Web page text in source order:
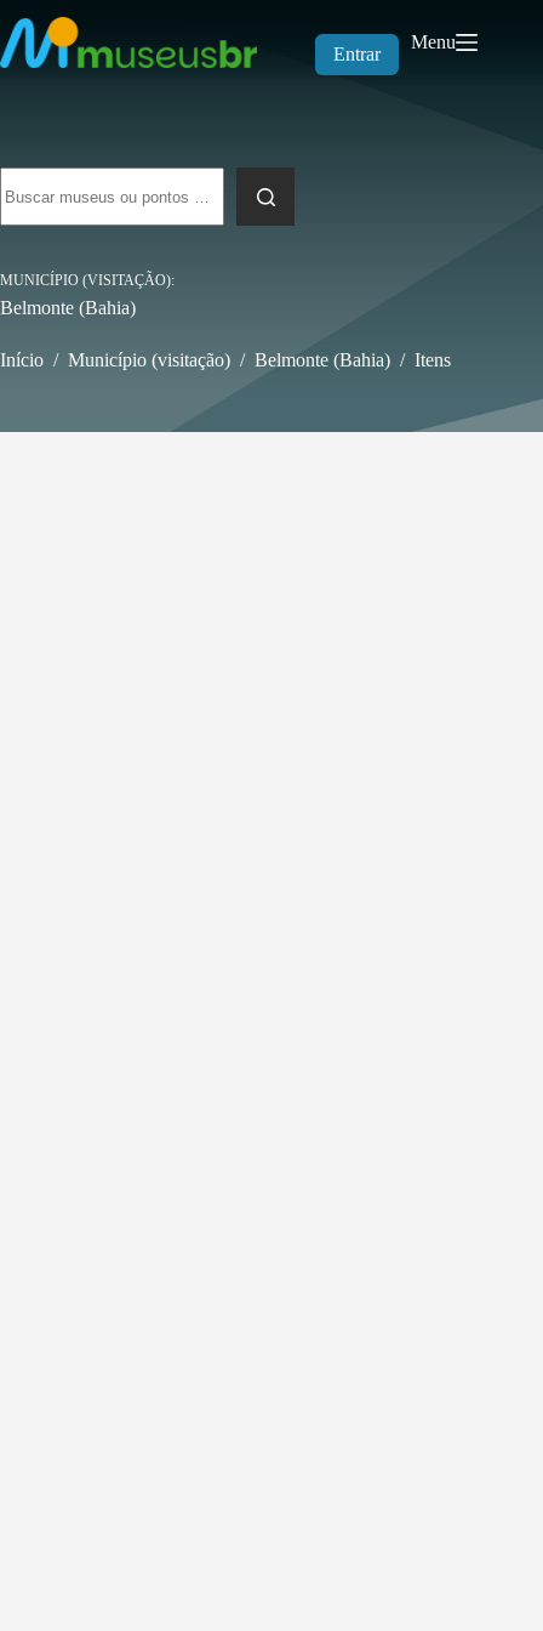
para
o
conteúdo
Entrar
Menu
resultados
MUNICÍPIO (VISITAÇÃO)
Belmonte (Bahia)
Início / Município (visitação) / Belmonte (Bahia) / Itens